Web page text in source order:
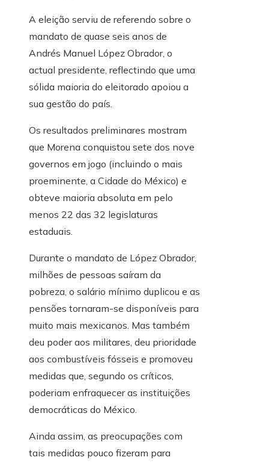
A eleição serviu de referendo sobre o
mandato de quase seis anos de
Andrés Manuel López Obrador, o
actual presidente, reflectindo que uma
sólida maioria do eleitorado apoiou a
sua gestão do país.
Os resultados preliminares mostram
que Morena conquistou sete dos nove
governos em jogo (incluindo o mais
proeminente, a Cidade do México) e
obteve maioria absoluta em pelo
menos 22 das 32 legislaturas
estaduais.
Durante o mandato de López Obrador,
milhões de pessoas saíram da
pobreza, o salário mínimo duplicou e as
pensões tornaram-se disponíveis para
muito mais mexicanos. Mas também
deu poder aos militares, deu prioridade
aos combustíveis fósseis e promoveu
medidas que, segundo os críticos,
poderiam enfraquecer as instituições
democráticas do México.
Ainda assim, as preocupações com
tais medidas pouco fizeram para